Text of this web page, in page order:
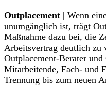
Outplacement | Wenn
unumgänglich ist, trägt
Maßnahme dazu bei, die
Arbeitsvertrag deutlich zu
Outplacement-Berater
Mitarbeitende, Fach- und
Trennung bis zum neuen